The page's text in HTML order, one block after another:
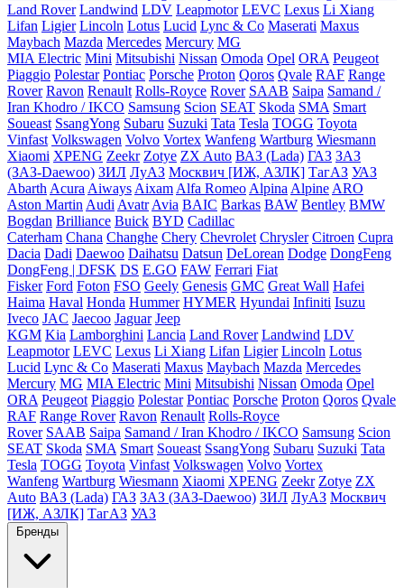
Land Rover Landwind LDV Leapmotor LEVC Lexus Li Xiang
Lifan Ligier Lincoln Lotus Lucid Lync & Co Maserati Maxus
Maybach Mazda Mercedes Mercury MG
MIA Electric Mini Mitsubishi Nissan Omoda Opel ORA Peugeot
Piaggio Polestar Pontiac Porsche Proton Qoros Qvale RAF Range
Rover Ravon Renault Rolls-Royce Rover SAAB Saipa Samand /
Iran Khodro / IKCO Samsung Scion SEAT Skoda SMA Smart
Soueast SsangYong Subaru Suzuki Tata Tesla TOGG Toyota
Vinfast Volkswagen Volvo Vortex Wanfeng Wartburg Wiesmann
Xiaomi XPENG Zeekr Zotye ZX Auto ВАЗ (Lada) ГАЗ ЗАЗ
(ЗАЗ-Daewoo) ЗИЛ ЛуАЗ Москвич [ИЖ, АЗЛК] ТагАЗ УАЗ
Abarth Acura Aiways Aixam Alfa Romeo Alpina Alpine ARO
Aston Martin Audi Avatr Avia BAIC Barkas BAW Bentley BMW
Bogdan Brilliance Buick BYD Cadillac
Caterham Chana Changhe Chery Chevrolet Chrysler Citroen Cupra
Dacia Dadi Daewoo Daihatsu Datsun DeLorean Dodge DongFeng
DongFeng | DFSK DS E.GO FAW Ferrari Fiat
Fisker Ford Foton FSO Geely Genesis GMC Great Wall Hafei
Haima Haval Honda Hummer HYMER Hyundai Infiniti Isuzu
Iveco JAC Jaecoo Jaguar Jeep
KGM Kia Lamborghini Lancia Land Rover Landwind LDV
Leapmotor LEVC Lexus Li Xiang Lifan Ligier Lincoln Lotus
Lucid Lync & Co Maserati Maxus Maybach Mazda Mercedes
Mercury MG MIA Electric Mini Mitsubishi Nissan Omoda Opel
ORA Peugeot Piaggio Polestar Pontiac Porsche Proton Qoros Qvale
RAF Range Rover Ravon Renault Rolls-Royce
Rover SAAB Saipa Samand / Iran Khodro / IKCO Samsung Scion
SEAT Skoda SMA Smart Soueast SsangYong Subaru Suzuki Tata
Tesla TOGG Toyota Vinfast Volkswagen Volvo Vortex
Wanfeng Wartburg Wiesmann Xiaomi XPENG Zeekr Zotye ZX
Auto ВАЗ (Lada) ГАЗ ЗАЗ (ЗАЗ-Daewoo) ЗИЛ ЛуАЗ Москвич
[ИЖ, АЗЛК] ТагАЗ УАЗ
Бренды